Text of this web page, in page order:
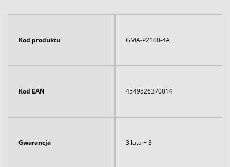
Kod produktu GMA-P2100-4A
Kod EAN 4549526370014
Gwarancja 3 lata + 3